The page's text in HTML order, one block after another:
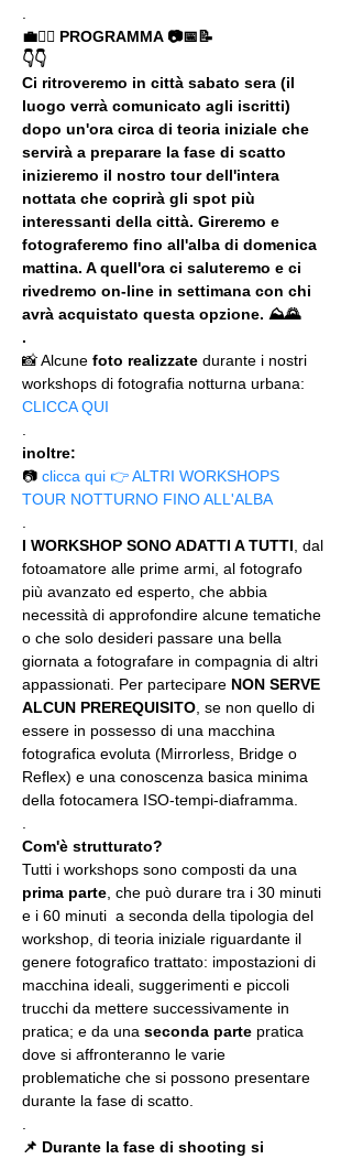
💼🚶‍♂️ PROGRAMMA 📷📅📝
👇👇
Ci ritroveremo in città sabato sera (il
luogo verrà comunicato agli iscritti)
dopo un'ora circa di teoria iniziale che
servirà a preparare la fase di scatto
inizieremo il nostro tour dell'intera
nottata che coprirà gli spot più
interessanti della città. Gireremo e
fotograferemo fino all'alba di domenica
mattina. A quell'ora ci saluteremo e ci
rivedremo on-line in settimana con chi
avrà acquistato questa opzione. ⛰🌄
.
📸 Alcune foto realizzate durante i nostri
workshops di fotografia notturna urbana:
CLICCA QUI
inoltre:
📷 clicca qui 👉 ALTRI WORKSHOPS
TOUR NOTTURNO FINO ALL'ALBA
I WORKSHOP SONO ADATTI A TUTTI , dal
fotoamatore alle prime armi, al fotografo
più avanzato ed esperto, che abbia
necessità di approfondire alcune tematiche
o che solo desideri passare una bella
giornata a fotografare in compagnia di altri
appassionati. Per partecipare NON SERVE
ALCUN PREREQUISITO , se non quello di
essere in possesso di una macchina
fotografica evoluta (Mirrorless, Bridge o
Reflex) e una conoscenza basica minima
della fotocamera ISO-tempi-diaframma.
Com'è strutturato?
Tutti i workshops sono composti da una
prima parte , che può durare tra i 30 minuti
e i 60 minuti  a seconda della tipologia del
workshop, di teoria iniziale riguardante il
genere fotografico trattato: impostazioni di
macchina ideali, suggerimenti e piccoli
trucchi da mettere successivamente in
pratica; e da una seconda parte pratica
dove si affronteranno le varie
problematiche che si possono presentare
durante la fase di scatto.
📌 Durante la fase di shooting si